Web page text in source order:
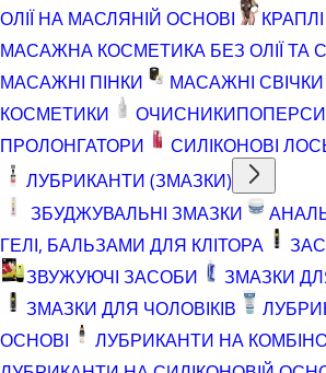
ОЛІЇ НА МАСЛЯНІЙ ОСНОВІ
МАСАЖНА КОСМЕТИКА БЕЗ ОЛІЇ ТА
МАСАЖНІ ПІНКИ
МАСАЖНІ СВІЧКИ
КОСМЕТИКИ
ОЧИСНИКИПОПЕРСИ
ПРОЛОНГАТОРИ
СИЛІКОНОВІ
ЛУБРИКАНТИ (ЗМАЗКИ)
ЗБУДЖУВАЛЬНІ ЗМАЗКИ
ГЕЛІ, БАЛЬЗАМИ ДЛЯ КЛІТОРА
ЗВУЖУЮЧІ ЗАСОБИ
ЗМАЗКИ
ЗМАЗКИ ДЛЯ ЧОЛОВІКІВ
ОСНОВІ
ЛУБРИКАНТИ НА